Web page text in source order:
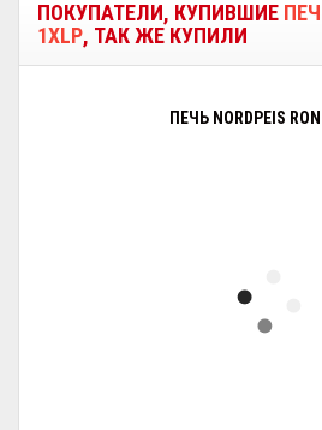
ПОКУПАТЕЛИ, КУПИВШИЕ
1XLP, ТАК ЖЕ КУПИЛИ
ПЕЧЬ NORDPEIS